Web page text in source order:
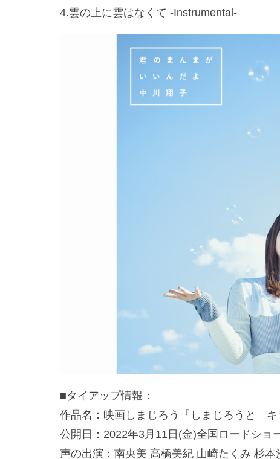
4.雲の上に雲はなくて -Instrumental-
■タイアップ情報：
作品名：映画しまじろう『しまじろうと
公開日：2022年3月11日(金)全国ロードショ
声の出演：南央美 高橋美紀 山崎たくみ 杉